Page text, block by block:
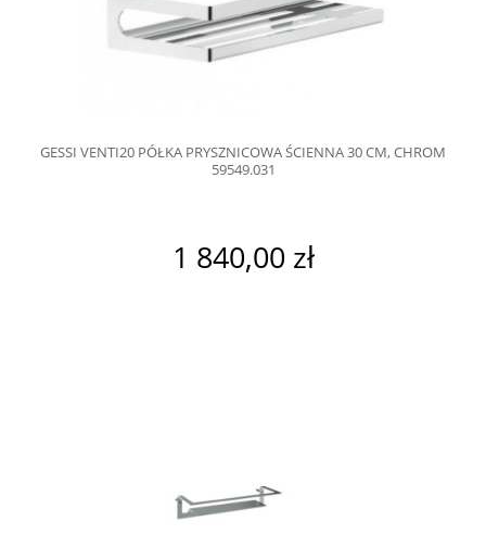
GESSI VENTI20 PÓŁKA PRYSZNICOWA ŚCIENNA 30 CM, CHROM
59549.031
1 840,00 zł